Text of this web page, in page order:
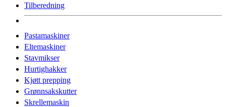
Tilberedning
Pastamaskiner
Eltemaskiner
Stavmikser
Hurtighakker
Kjøtt prepping
Grønnsakskutter
Skrellemaskin